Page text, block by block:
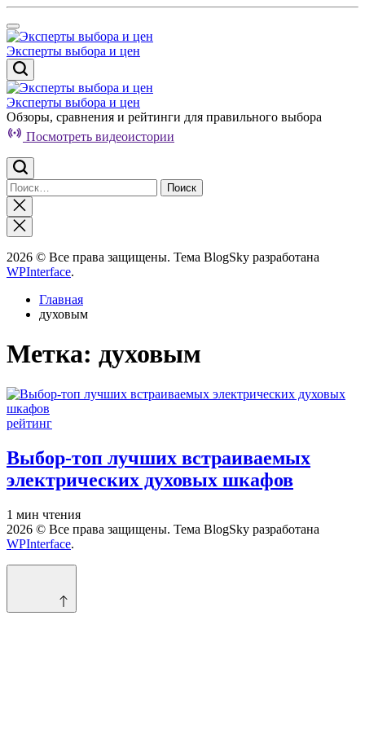
Перейти
к
содержимому
Эксперты выбора и цен
Эксперты выбора и цен
Обзоры, сравнения и рейтинги для правильного выбора
Посмотреть видеоистории
Найти:
Закрыть
поиск
2026 © Все права защищены. Тема BlogSky разработана
WPInterface.
Главная
духовым
Метка: духовым
Опубликовано
рейтинг
Выбор-топ лучших встраиваемых
электрических духовых шкафов
Расчётное
время
чтения
1 мин чтения
2026 © Все права защищены. Тема BlogSky разработана
WPInterface.